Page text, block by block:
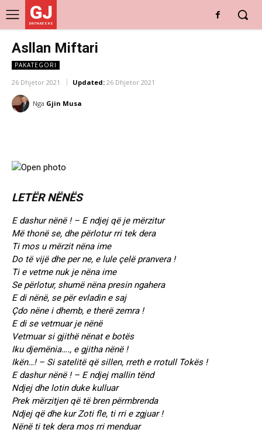
GJ
DRITARE E RE
Asllan Miftari
PAKATEGORI
26 Dhjetor 2021 Updated: 26 Dhjetor 2021
Nga Gjin Musa
LETËR NËNËS
E dashur nënë ! – E ndjej që je mërzitur
Më thonë se, dhe përlotur rri tek dera
Ti mos u mërzit nëna ime
Do të vijë dhe per ne, e lule çelë pranvera !
Ti e vetme nuk je nëna ime
Se përlotur, shumë nëna presin ngahera
E di nënë, se për evladin e saj
Çdo nëne i dhemb, e therë zemra !
E di se vetmuar je nënë
Vetmuar si gjithë nënat e botës
Iku djemënia…., e gjitha nënë !
Ikën…! – Si satelitë që sillen, rreth e rrotull Tokës !
E dashur nënë ! – E ndjej mallin tënd
Ndjej dhe lotin duke kulluar
Prek mërzitjen që të bren përmbrenda
Ndjej që dhe kur Zoti fle, ti rri e zgjuar !
Nënë ti tek dera mos rri menduar